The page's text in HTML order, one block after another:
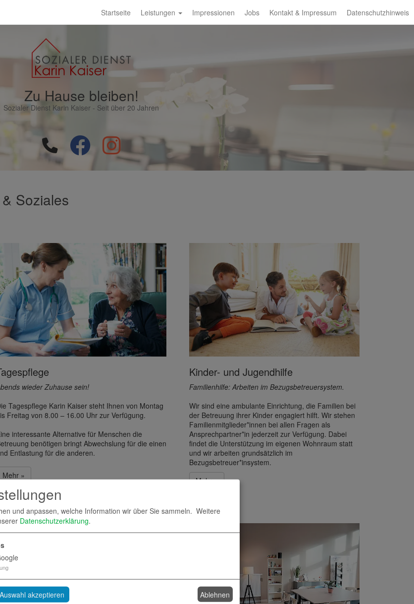
Startseite Leistungen Impressionen Jobs Kontakt & Impressum Datenschutzhinweis
Zu Hause bleiben!
Sozialer Dienst Karin Kaiser - Seit über 20 Jahren
Soziales
wieder Zuhause sein!
Tagespflege Karin Kaiser steht Ihnen von Montag
Freitag von 8.00 – 16.00 Uhr zur Verfügung.
interessante Alternative für Menschen die
benötigen bringt Abwechslung für die einen
Entlastung für die anderen.
Mehr »
Kinder- und Jugendhilfe
Familienhilfe: Arbeiten im Bezugsbetreuersystem.
Wir sind eine ambulante Einrichtung, die Familien bei
der Betreuung ihrer Kinder engagiert hilft. Wir stehen
Familienmitglieder*innen bei allen Fragen als
Ansprech­partner*in jederzeit zur Verfügung. Dabei
findet die Unterstützung im eigenen Wohnraum statt
und wir arbeiten grundsätzlich im
Bezugsbetreuer*insystem.
Mehr »
und anpassen, welche Information wir über Sie sammeln. Weitere
Datenschutzerklärung.
Auswahl akzeptieren Ablehnen